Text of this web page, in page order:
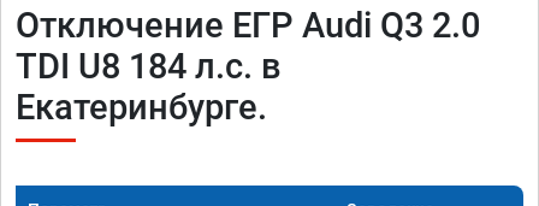
Отключение ЕГР Audi Q3 2.0
TDI U8 184 л.с. в
Екатеринбурге.